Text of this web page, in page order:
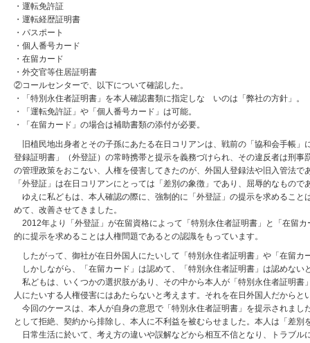
・運転免許証
・運転経歴証明書
・パスポート
・個人番号カード
・在留カード
・外交官等住居証明書
②コールセンターで、以下について確認した。
・「特別永住者証明書」を本人確認書類に指定しな いのは「弊社の方針」。
・「運転免許証」や「個人番号カード」は可能。
・「在留カード」の場合は補助書類の添付が必要。
旧植民地出身者とその子孫にあたる在日コリアンは、戦前の「協和会手帳
登録証明書」（外登証）の常時携帯と提示を義務づけられ、その違反者は刑
の管理政策をおこない、人権を侵害してきたのが、外国人登録法や旧入管法
「外登証」は在日コリアンにとっては「差別の象徴」であり、屈辱的なもので
ゆえに私どもは、本人確認の際に、強制的に「外登証」の提示を求めるこ
めて、改善させてきました。
2012年より「外登証」が在留資格によって「特別永住者証明書」と「在留
的に提示を求めることは人権問題であるとの認識をもっています。
したがって、御社が在日外国人にたいして「特別永住者証明書」や「在留
しかしながら、「在留カード」は認めて、「特別永住者証明書」は認めない
私どもは、いくつかの選択肢があり、その中から本人が「特別永住者証明
人にたいする人権侵害にはあたらないと考えます。それを在日外国人だからと
今回のケースは、本人が自身の意思で「特別永住者証明書」を提示されま
として拒絶、契約から排除し、本人に不利益を被むらせました。本人は「差
日常生活に於いて、考え方の違いや誤解などから相互不信となり、トラブ